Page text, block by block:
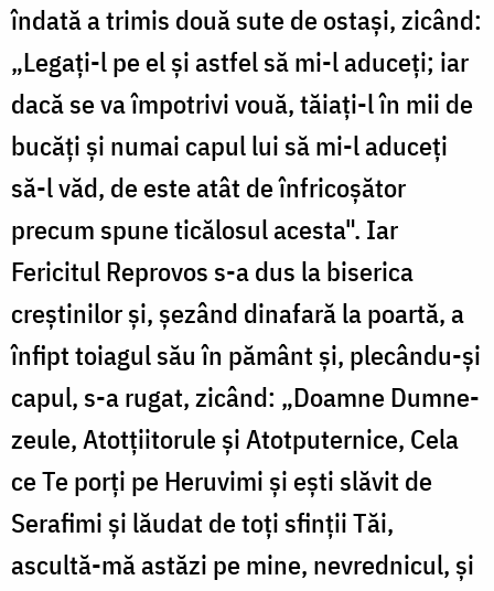
îndată a trimis două sute de ostași, zicând:
„Legați-l pe el și astfel să mi-l aduceți; iar
dacă se va împotrivi vouă, tăiați-l în mii de
bucăți și numai capul lui să mi-l aduceți
să-l văd, de este atât de înfricoșător
precum spune ticălosul acesta". Iar
Fericitul Reprovos s-a dus la biserica
creștinilor și, șezând dinafară la poartă, a
înfipt toiagul său în pământ și, plecându-și
capul, s-a rugat, zicând: „Doamne Dumne­
zeule, Atotțiitorule și Atotputernice, Cela
ce Te porți pe Heruvimi și ești slăvit de
Serafimi și lăudat de toți sfinții Tăi,
ascultă-mă astăzi pe mine, nevrednicul, și